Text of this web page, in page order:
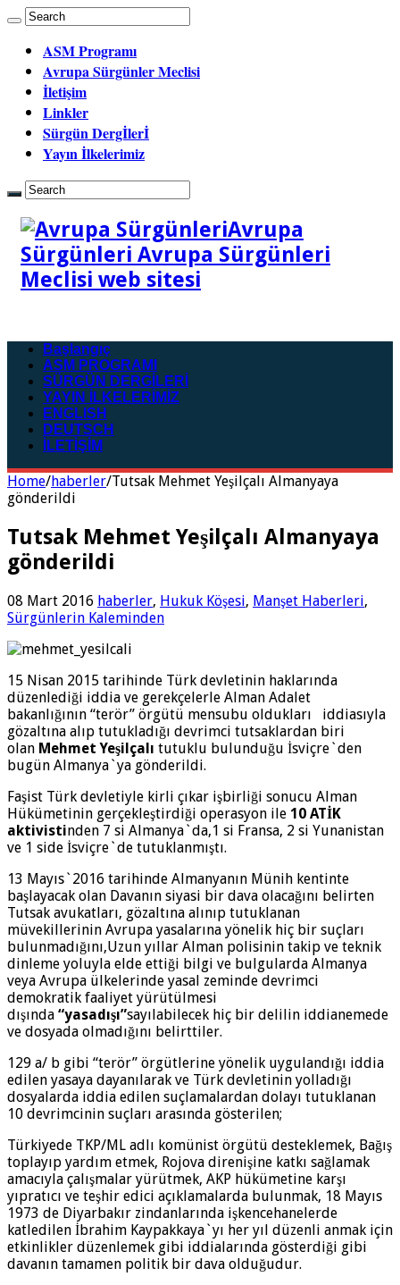
ASM Programı
Avrupa Sürgünler Meclisi
İletişim
Linkler
Sürgün Dergİlerİ
Yayın İlkelerimiz
Avrupa
Sürgünleri Avrupa Sürgünleri
Meclisi web sitesi
Başlangıç
ASM PROGRAMI
SÜRGÜN DERGİLERİ
YAYIN İLKELERİMİZ
ENGLISH
DEUTSCH
İLETİŞİM
Home/haberler/Tutsak Mehmet Yeşilçalı Almanyaya
gönderildi
Tutsak Mehmet Yeşilçalı Almanyaya
gönderildi
08 Mart 2016 haberler, Hukuk Köşesi, Manşet Haberleri,
Sürgünlerin Kaleminden
15 Nisan 2015 tarihinde Türk devletinin haklarında
düzenlediği iddia ve gerekçelerle Alman Adalet
bakanlığının “terör” örgütü mensubu oldukları iddiasıyla
gözaltına alıp tutukladığı devrimci tutsaklardan biri
olan Mehmet Yeşilçalı tutuklu bulunduğu İsviçre`den
bugün Almanya`ya gönderildi.
Faşist Türk devletiyle kirli çıkar işbirliği sonucu Alman
Hükümetinin gerçekleştirdiği operasyon ile 10 ATİK
aktivistinden 7 si Almanya`da,1 si Fransa, 2 si Yunanistan
ve 1 side İsviçre`de tutuklanmıştı.
13 Mayıs`2016 tarihinde Almanyanın Münih kentinte
başlayacak olan Davanın siyasi bir dava olacağını belirten
Tutsak avukatları, gözaltına alınıp tutuklanan
müvekillerinin Avrupa yasalarına yönelik hiç bir suçları
bulunmadığını,Uzun yıllar Alman polisinin takip ve teknik
dinleme yoluyla elde ettiği bilgi ve bulgularda Almanya
veya Avrupa ülkelerinde yasal zeminde devrimci
demokratik faaliyet yürütülmesi
dışında “yasadışı”sayılabilecek hiç bir delilin iddianemede
ve dosyada olmadığını belirttiler.
129 a/ b gibi “terör” örgütlerine yönelik uygulandığı iddia
edilen yasaya dayanılarak ve Türk devletinin yolladığı
dosyalarda iddia edilen suçlamalardan dolayı tutuklanan
10 devrimcinin suçları arasında gösterilen;
Türkiyede TKP/ML adlı komünist örgütü desteklemek, Bağış
toplayıp yardım etmek, Rojova direnişine katkı sağlamak
amacıyla çalışmalar yürütmek, AKP hükümetine karşı
yıpratıcı ve teşhir edici açıklamalarda bulunmak, 18 Mayıs
1973 de Diyarbakır zindanlarında işkencehanelerde
katledilen İbrahim Kaypakkaya`yı her yıl düzenli anmak için
etkinlikler düzenlemek gibi iddialarında gösterdiği gibi
davanın tamamen politik bir dava olduğudur.